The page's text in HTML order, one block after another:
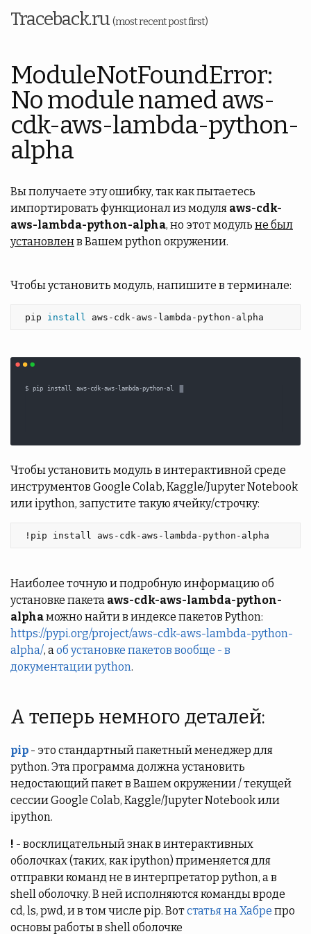
Traceback.ru (most recent post first)
ModuleNotFoundError:
No module named aws-
cdk-aws-lambda-python-
alpha
Вы получаете эту ошибку, так как пытаетесь
импортировать функционал из модуля aws-cdk-
aws-lambda-python-alpha, но этот модуль не был
установленв Вашем python окружении.
Чтобы установить модуль, напишите в терминале:
pip install aws-cdk-aws-lambda-python-alpha
Чтобы установить модуль в интерактивной среде
инструментов Google Colab, Kaggle/Jupyter Notebook
или ipython, запустите такую ячейку/строчку:
!pip install aws-cdk-aws-lambda-python-alpha
Наиболее точную и подробную информацию об
установке пакета aws-cdk-aws-lambda-python-
alphaможно найти в индексе пакетов Python:
https://pypi.org/project/aws-cdk-aws-lambda-python-
alpha/, аоб установке пакетов вообще - в
документации python.
А теперь немного деталей:
pip - это стандартный пакетный менеджер для
python. Эта программа должна установить
недостающий пакет в Вашем окружении / текущей
сессии Google Colab, Kaggle/Jupyter Notebook или
ipython.
! - восклицательный знак в интерактивных
оболочках (таких, как ipython) применяется для
отправки команд не в интерпретатор python, а в
shell оболочку. В ней исполняются команды вроде
cd, ls, pwd, и в том числе pip. Вотстатья на Хабре про
основы работы в shell оболочке